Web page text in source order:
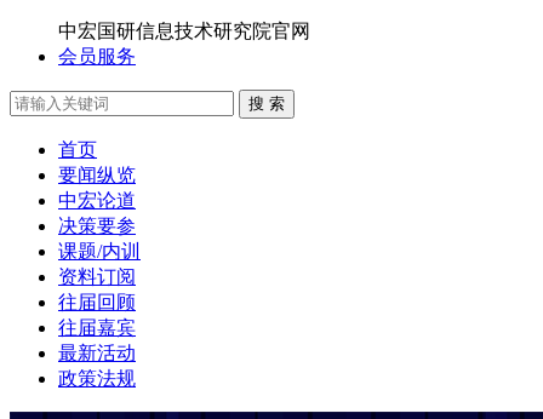
中宏国研信息技术研究院官网
会员服务
搜 索
首页
要闻纵览
中宏论道
决策要参
课题/内训
资料订阅
往届回顾
往届嘉宾
最新活动
政策法规